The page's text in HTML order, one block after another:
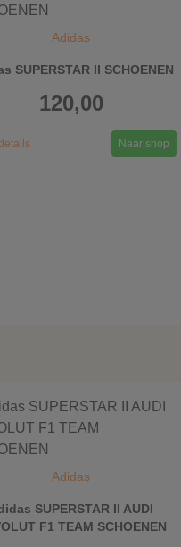
Adidas
SUPERSTAR II SCHOENEN
120,00
Naar shop
Adidas
SUPERSTAR II AUDI
F1 TEAM SCHOENEN